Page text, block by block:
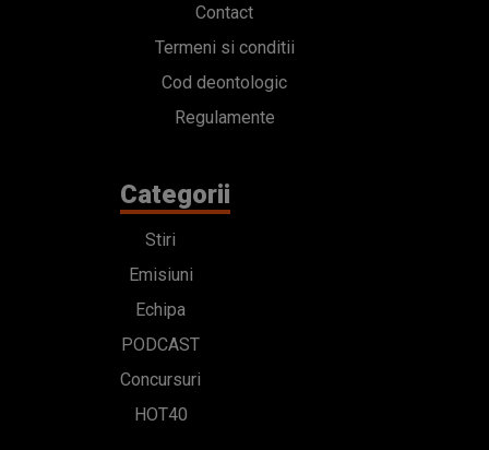
Contact
Termeni si conditii
Cod deontologic
Regulamente
Categorii
Stiri
Emisiuni
Echipa
PODCAST
Concursuri
HOT40